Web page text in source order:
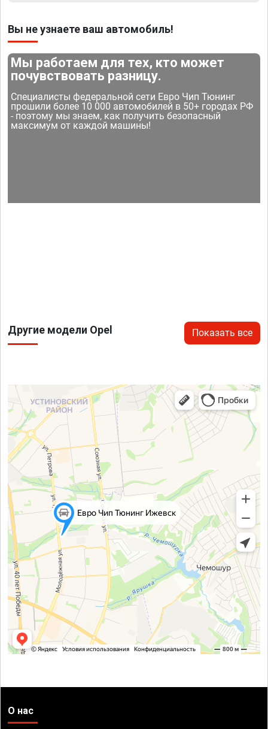
Вы не узнаете ваш автомобиль!
Мы работаем для тех, кто может
почувствовать разницу.
Специалисты федеральной сети Евро Чип Тюнинг
прошили более 10 000 автомобилей в 50+ городах РФ
- поэтому мы знаем, как получить безопасный
максимум от каждой машины!
Другие модели Opel Показать все
О нас